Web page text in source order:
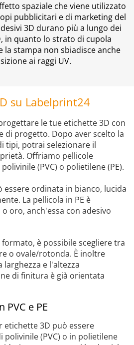
spaziale che viene utilizzato
pubblicitari e di marketing del
3D durano più a lungo dei
in quanto lo strato di cupola
la stampa non sbiadisce anche
ai raggi UV.
su Labelprint24
le tue etichette 3D con
di progetto. Dopo aver scelto la
tipi, potrai selezionare il
Offriamo pellicole
(PVC) o polietilene (PE).
essere ordinata in bianco, lucida
La pellicola in PE è
oro, anch'essa con adesivo
è possibile scegliere tra
o ovale/rotonda. È inoltre
larghezza e l'altezza
di finitura è già orientata
PVC e PE
etichette 3D può essere
(PVC) o in polietilene